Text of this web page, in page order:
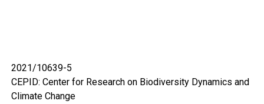
2021/10639-5
CEPID: Center for Research on Biodiversity Dynamics and
Climate Change